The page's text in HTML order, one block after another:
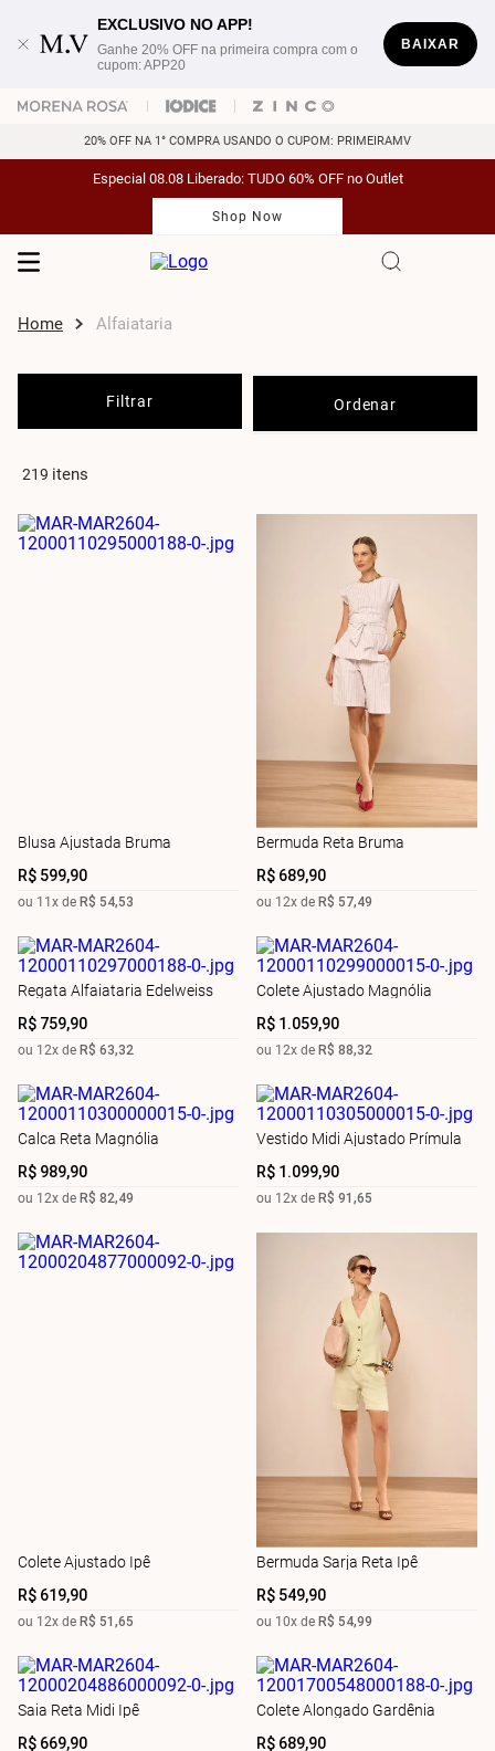
EXCLUSIVO NO APP!
Ganhe 20% OFF na primeira compra com o
cupom: APP20
BAIXAR
20% OFF NA 1° COMPRA USANDO O CUPOM: PRIMEIRAMV
Especial 08.08 Liberado: TUDO 60% OFF no Outlet
Shop Now
Alfaiataria
Filtrar
219
Blusa Ajustada Bruma
R$ 599,90
ou 11 x de R$ 54,53
Bermuda Reta Bruma
R$ 689,90
ou 12x de R$ 57,49
Regata Alfaiataria Edelweiss
R$ 759,90
ou 12x de R$ 63,32
Colete Ajustado Magnólia
R$ 1 .059,90
ou 12x de R$ 88,32
Calca Reta Magnólia
R$ 989,90
ou 12x de R$ 82,49
Vestido Midi Ajustado Prímula
R$ 1 .099,90
ou 12x de R$ 91 ,65
Colete Ajustado Ipê
R$ 619,90
ou 12x de R$ 51 ,65
Bermuda Sarja Reta Ipê
R$ 549,90
ou 10x de R$ 54,99
Saia Reta Midi Ipê
R$ 669,90
Colete Alongado Gardênia
R$ 689,90